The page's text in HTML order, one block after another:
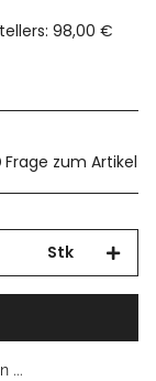
: 98,00 €
Frage zum Artikel
Stk
...